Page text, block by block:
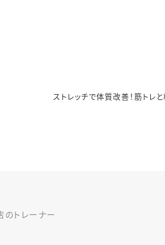
ストレッチで体質改善！筋トレ
トレーナー